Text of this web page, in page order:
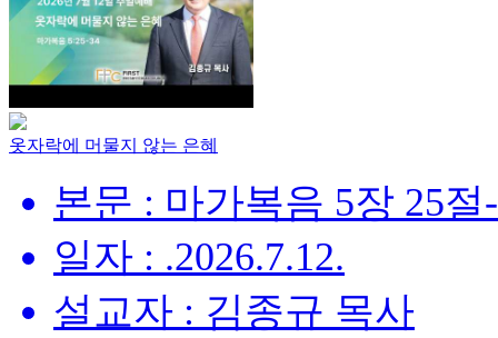
옷자락에 머물지 않는 은혜
본문 : 마가복음 5장 25절
일자 : .2026.7.12.
설교자 : 김종규 목사